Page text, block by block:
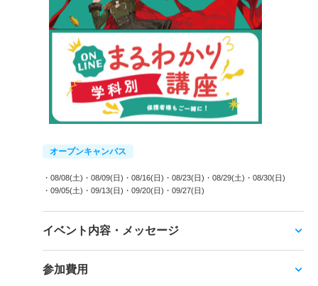
オープンキャンパス
・08/08(土) ・08/09(日) ・08/16(日) ・08/23(日) ・08/29(土) ・08/30(日)
・09/05(土) ・09/13(日) ・09/20(日) ・09/27(日)
イベント内容・メッセージ
参加費用